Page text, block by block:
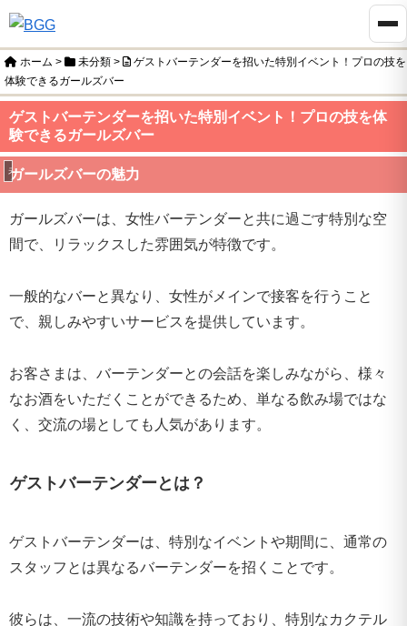
ホーム > 未分類 >
ゲストバーテンダーを招いた特別イベント！プロの技を
体験できるガールズバー
ゲストバーテンダーを招いた特別イベント！プロの技を体
験できるガールズバー
未分類
ガールズバーの魅力
ガールズバーは、女性バーテンダーと共に過ごす特別な空
間で、リラックスした雰囲気が特徴です。
一般的なバーと異なり、女性がメインで接客を行うこと
で、親しみやすいサービスを提供しています。
お客さまは、バーテンダーとの会話を楽しみながら、様々
なお酒をいただくことができるため、単なる飲み場ではな
く、交流の場としても人気があります。
ゲストバーテンダーとは？
ゲストバーテンダーは、特別なイベントや期間に、通常の
スタッフとは異なるバーテンダーを招くことです。
彼らは、一流の技術や知識を持っており、特別なカクテル